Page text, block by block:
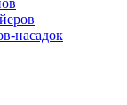
насадок